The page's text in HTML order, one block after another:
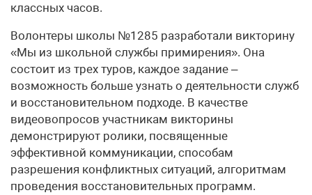
классных часов.
Волонтеры школы №1285 разработали викторину
«Мы из школьной службы примирения». Она
состоит из трех туров, каждое задание –
возможность больше узнать о деятельности служб
и восстановительном подходе. В качестве
видеовопросов участникам викторины
демонстрируют ролики, посвященные
эффективной коммуникации, способам
разрешения конфликтных ситуаций, алгоритмам
проведения восстановительных программ.